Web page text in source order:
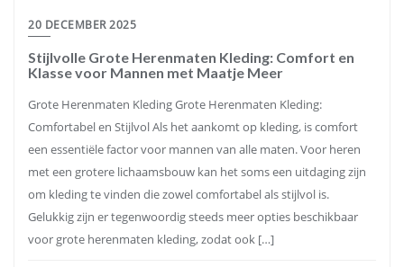
20 DECEMBER 2025
Stijlvolle Grote Herenmaten Kleding: Comfort en
Klasse voor Mannen met Maatje Meer
Grote Herenmaten Kleding Grote Herenmaten Kleding:
Comfortabel en Stijlvol Als het aankomt op kleding, is comfort
een essentiële factor voor mannen van alle maten. Voor heren
met een grotere lichaamsbouw kan het soms een uitdaging zijn
om kleding te vinden die zowel comfortabel als stijlvol is.
Gelukkig zijn er tegenwoordig steeds meer opties beschikbaar
voor grote herenmaten kleding, zodat ook […]